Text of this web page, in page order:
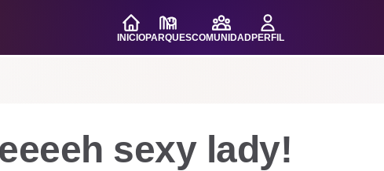
INICIOPARQUESCOMUNIDADPERFIL
sexy lady!